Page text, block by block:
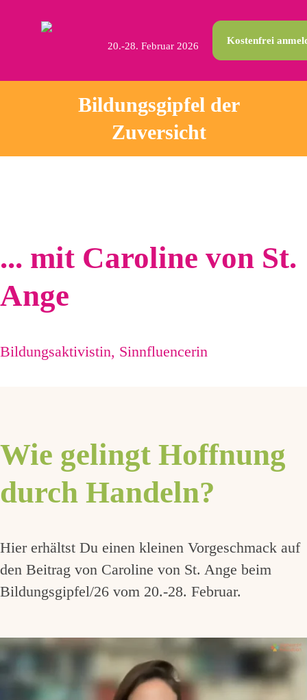
20.-28. Februar 2026 Kostenfrei
Bildungsgipfel der
Zuversicht
... mit Caroline von St.
Ange
Bildungsaktivistin, Sinnfluencerin
Wie gelingt Hoffnung
durch Handeln?
Hier erhältst Du einen kleinen Vorgeschmack auf
den Beitrag von Caroline von St. Ange beim
Bildungsgipfel/26 vom 20.-28. Februar.